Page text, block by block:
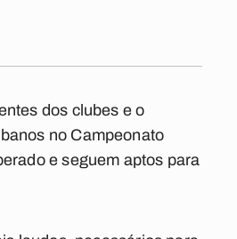
dos clubes e o
no Campeonato
e seguem aptos para